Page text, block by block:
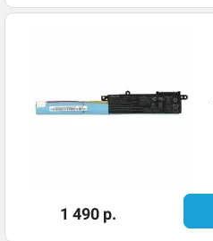
1 490 р.